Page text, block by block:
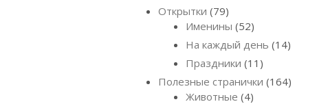
Открытки (79)
Именины (52)
На каждый день (14)
Праздники (11)
Полезные странички (164)
Животные (4)